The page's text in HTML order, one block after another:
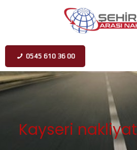
0545 610 36 00
Kayseri nakliyat